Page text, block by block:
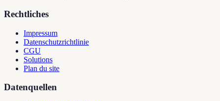
Rechtliches
Impressum
Datenschutzrichtlinie
CGU
Solutions
Plan du site
Datenquellen